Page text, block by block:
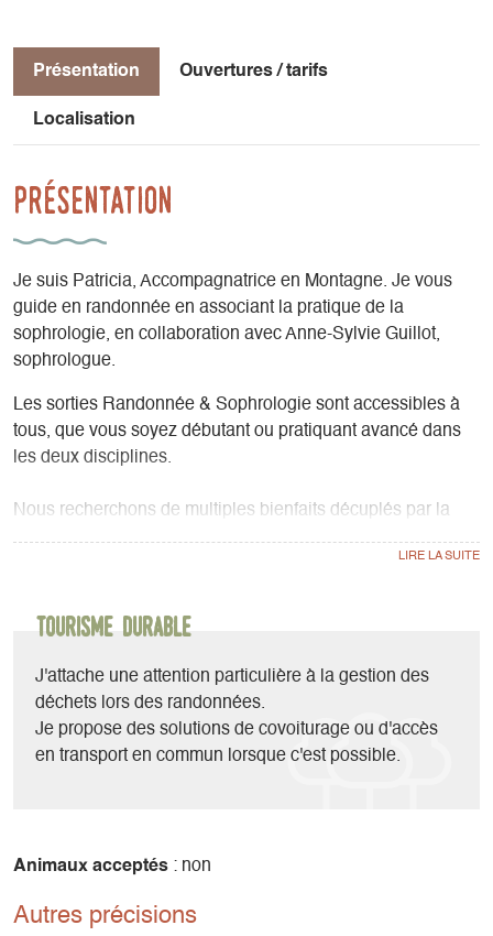
Présentation Ouvertures / tarifs
Localisation
Présentation
Je suis Patricia, Accompagnatrice en Montagne. Je vous
guide en randonnée en associant la pratique de la
sophrologie, en collaboration avec Anne-Sylvie Guillot,
sophrologue.
Les sorties Randonnée & Sophrologie sont accessibles à
tous, que vous soyez débutant ou pratiquant avancé dans
les deux disciplines.
Nous recherchons de multiples bienfaits décuplés par la
gestion des émotions)
Les Randonnées & Sophrologie sont proposées à la
journée.
Tourisme durable
J'attache une attention particulière à la gestion des
déchets lors des randonnées.
Je propose des solutions de covoiturage ou d'accès
en transport en commun lorsque c'est possible.
Animaux acceptés : non
Autres précisions